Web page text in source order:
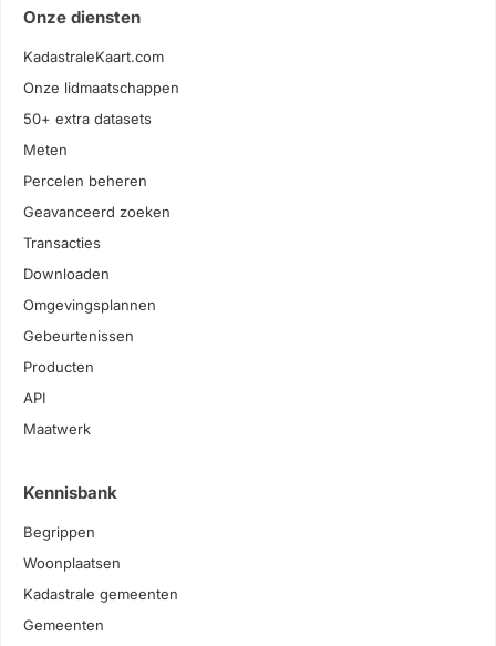
Onze diensten
KadastraleKaart.com
Onze lidmaatschappen
50+ extra datasets
Meten
Percelen beheren
Geavanceerd zoeken
Transacties
Downloaden
Omgevingsplannen
Gebeurtenissen
Producten
API
Maatwerk
Kennisbank
Begrippen
Woonplaatsen
Kadastrale gemeenten
Gemeenten